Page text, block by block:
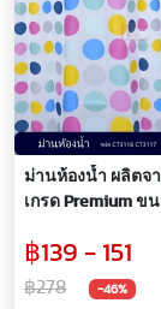
ม่านห้องน้ำ ผลิตจา
เกรด Premium ขนาด 180 x
฿139 - 151
฿278 -46%